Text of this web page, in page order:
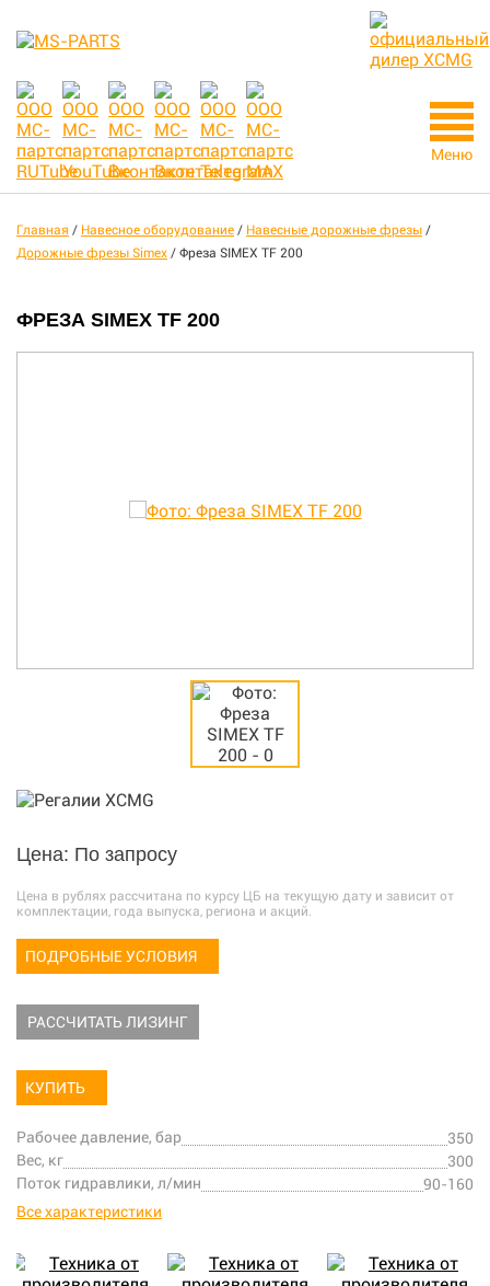
Меню
Главная / Навесное оборудование / Навесные дорожные фрезы /
Дорожные фрезы Simex / Фреза SIMEX TF 200
ФРЕЗА SIMEX TF 200
Цена: По запросу
Цена в рублях рассчитана по курсу ЦБ на текущую дату и зависит от
комплектации, года выпуска, региона и акций.
ПОДРОБНЫЕ УСЛОВИЯ
РАССЧИТАТЬ ЛИЗИНГ
КУПИТЬ
Рабочее давление, бар
350
Вес, кг
300
Поток гидравлики, л/мин
90-160
Все характеристики